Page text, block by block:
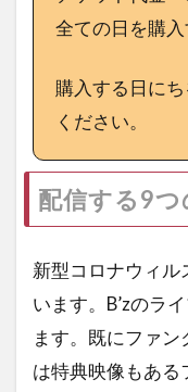
全ての日を購
購入する日に
ください。
配信する9
新型コロナウィル
います。B’zのラ
ます。既にファ
は特典映像もある